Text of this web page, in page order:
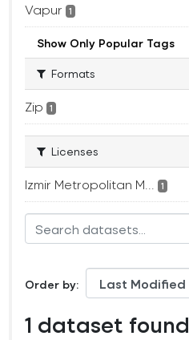
Vapur 1
Show Only Popular Tags
Formats
Zip 1
Licenses
Izmir Metropolitan M... 1
Order by
1 dataset found